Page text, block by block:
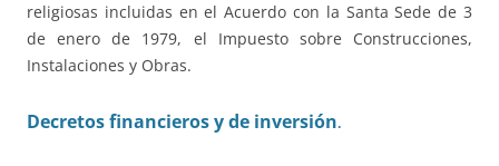
religiosas incluidas en el Acuerdo con la Santa Sede de 3
de enero de 1979, el Impuesto sobre Construcciones,
Instalaciones y Obras.
Decretos financieros y de inversión.